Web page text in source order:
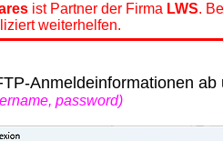
ist Partner der Firma LWS.
weiterhelfen.
Anmeldeinformationen
password)